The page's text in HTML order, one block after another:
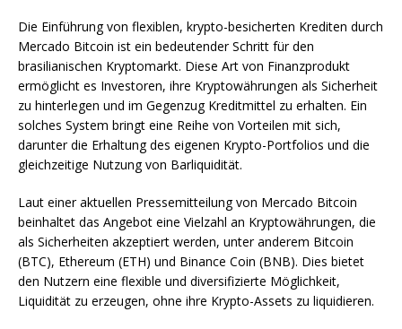
Die Einführung von flexiblen, krypto-besicherten Krediten durch
Mercado Bitcoin ist ein bedeutender Schritt für den
brasilianischen Kryptomarkt. Diese Art von Finanzprodukt
ermöglicht es Investoren, ihre Kryptowährungen als Sicherheit
zu hinterlegen und im Gegenzug Kreditmittel zu erhalten. Ein
solches System bringt eine Reihe von Vorteilen mit sich,
darunter die Erhaltung des eigenen Krypto-Portfolios und die
gleichzeitige Nutzung von Barliquidität.
Laut einer aktuellen Pressemitteilung von Mercado Bitcoin
beinhaltet das Angebot eine Vielzahl an Kryptowährungen, die
als Sicherheiten akzeptiert werden, unter anderem Bitcoin
(BTC), Ethereum (ETH) und Binance Coin (BNB). Dies bietet
den Nutzern eine flexible und diversifizierte Möglichkeit,
Liquidität zu erzeugen, ohne ihre Krypto-Assets zu liquidieren.